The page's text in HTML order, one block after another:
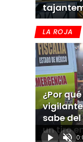
LA ROJA
¿Por
vigilante
sabe
un tiro